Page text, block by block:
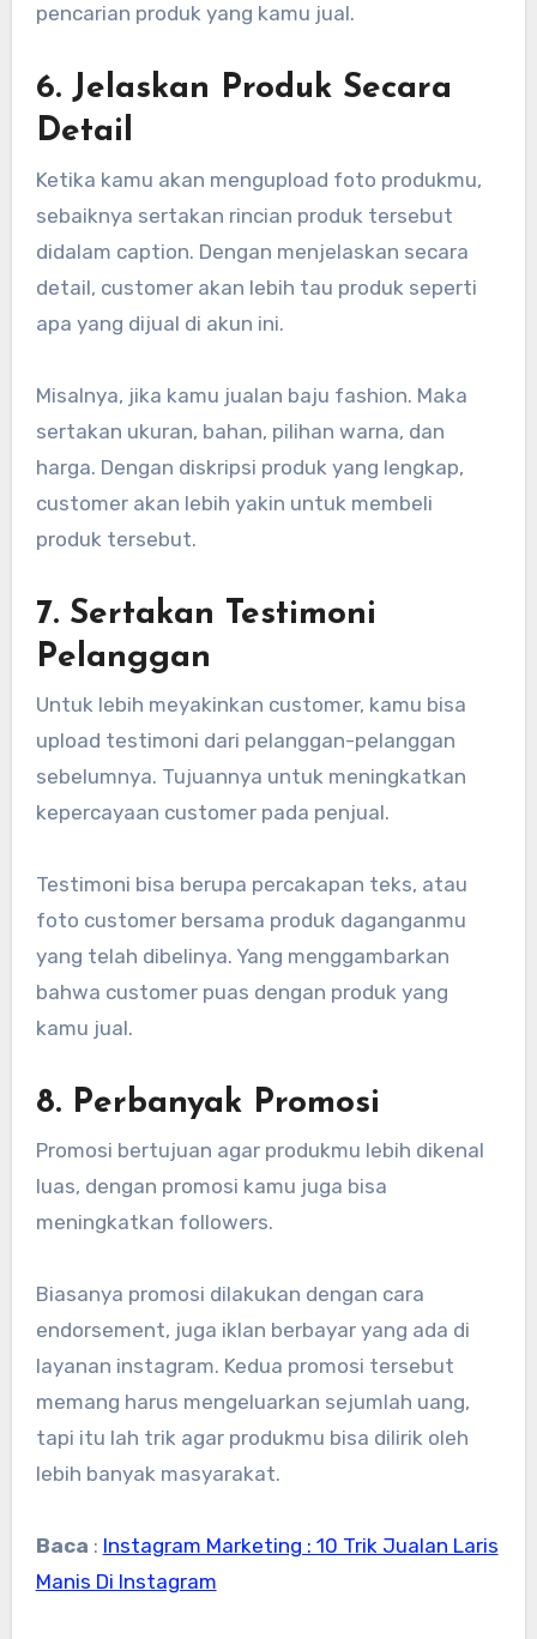
pencarian produk yang kamu jual.
6. Jelaskan Produk Secara
Detail
Ketika kamu akan mengupload foto produkmu,
sebaiknya sertakan rincian produk tersebut
didalam caption. Dengan menjelaskan secara
detail, customer akan lebih tau produk seperti
apa yang dijual di akun ini.
Misalnya, jika kamu jualan baju fashion. Maka
sertakan ukuran, bahan, pilihan warna, dan
harga. Dengan diskripsi produk yang lengkap,
customer akan lebih yakin untuk membeli
produk tersebut.
7. Sertakan Testimoni
Pelanggan
Untuk lebih meyakinkan customer, kamu bisa
upload testimoni dari pelanggan-pelanggan
sebelumnya. Tujuannya untuk meningkatkan
kepercayaan customer pada penjual.
Testimoni bisa berupa percakapan teks, atau
foto customer bersama produk daganganmu
yang telah dibelinya. Yang menggambarkan
bahwa customer puas dengan produk yang
kamu jual.
8. Perbanyak Promosi
Promosi bertujuan agar produkmu lebih dikenal
luas, dengan promosi kamu juga bisa
meningkatkan followers.
Biasanya promosi dilakukan dengan cara
endorsement, juga iklan berbayar yang ada di
layanan instagram. Kedua promosi tersebut
memang harus mengeluarkan sejumlah uang,
tapi itu lah trik agar produkmu bisa dilirik oleh
lebih banyak masyarakat.
Baca : Instagram Marketing : 10 Trik Jualan Laris
Manis Di Instagram